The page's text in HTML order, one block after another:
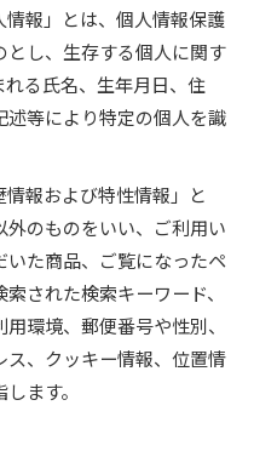
報」とは、個人情報保護
し、生存する個人に関す
る氏名、生年月日、住
等により特定の個人を識
報および特性情報」と
のものをいい、ご利用い
た商品、ご覧になったペ
された検索キーワード、
環境、郵便番号や性別、
、クッキー情報、位置情
ます。